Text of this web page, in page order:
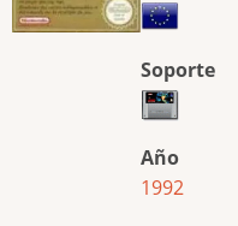
Soporte
Año
1992